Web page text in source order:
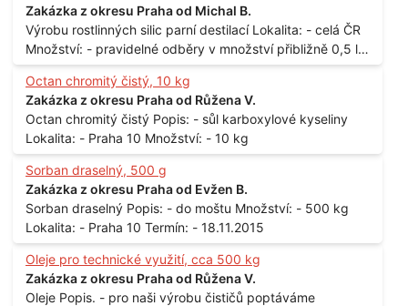
Zakázka z okresu Praha od Michal B.
Výrobu rostlinných silic parní destilací Lokalita: - celá ČR
Množství: - pravidelné odběry v množství přibližně 0,5 l
až 1 l
Octan chromitý čistý, 10 kg
Zakázka z okresu Praha od Růžena V.
Octan chromitý čistý Popis: - sůl karboxylové kyseliny
Lokalita: - Praha 10 Množství: - 10 kg
Sorban draselný, 500 g
Zakázka z okresu Praha od Evžen B.
Sorban draselný Popis: - do moštu Množství: - 500 kg
Lokalita: - Praha 10 Termín: - 18.11.2015
Oleje pro technické využití, cca 500 kg
Zakázka z okresu Praha od Růžena V.
Oleje Popis. - pro naši výrobu čističů poptáváme